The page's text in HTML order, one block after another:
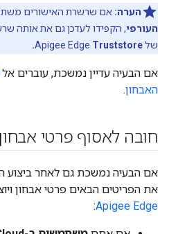
הערה: אם שרשרת האישורים
העורפי, הקפידו לעדכן גם את אותה
של Apigee EdgeTruststore.
אם הבעיה עדיין נמשכת, עוברים אל
האבחון.
חובה לאסוף פרטי
אם הבעיה נמשכת גם לאחר ביצוע
את הפריטים הבאים פרטי אבחון
Apigee Edge
: